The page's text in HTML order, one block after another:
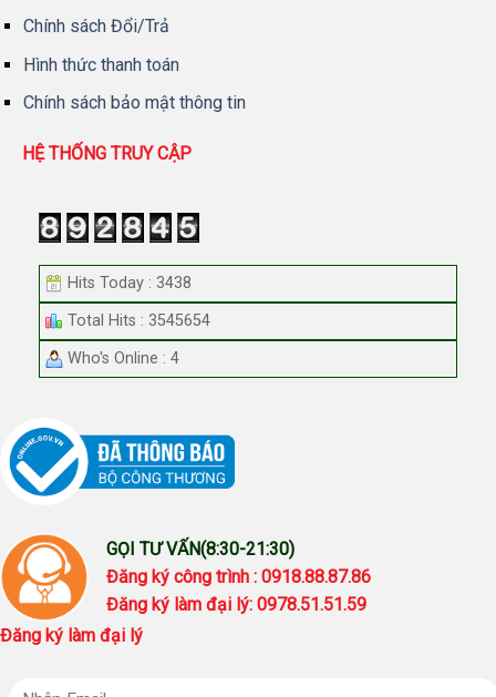
Chính sách Đổi/Trả
Hình thức thanh toán
Chính sách bảo mật thông tin
HỆ THỐNG TRUY CẬP
Hits Today : 3438
Total Hits : 3545654
Who's Online : 4
GỌI TƯ VẤN(8:30-21:30)
Đăng ký công trình : 0918.88.87.86
Đăng ký làm đại lý: 0978.51.51.59
Đăng ký làm đại lý